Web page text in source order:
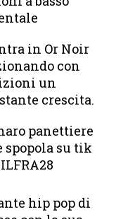
in Or Noir
con
un
crescita.
panettiere
spopola su tik
hip pop di